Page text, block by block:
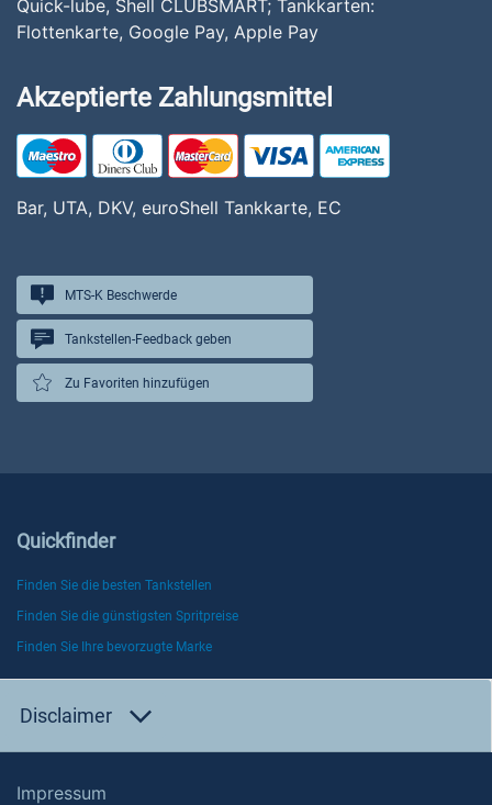
Quick-lube, Shell CLUBSMART; Tankkarten:
Flottenkarte, Google Pay, Apple Pay
Akzeptierte Zahlungsmittel
Bar, UTA, DKV, euroShell Tankkarte, EC
MTS-K Beschwerde
Tankstellen-Feedback geben
Zu Favoriten hinzufügen
Quickfinder
Finden Sie die besten Tankstellen
Finden Sie die günstigsten Spritpreise
Finden Sie Ihre bevorzugte Marke
Disclaimer
Impressum